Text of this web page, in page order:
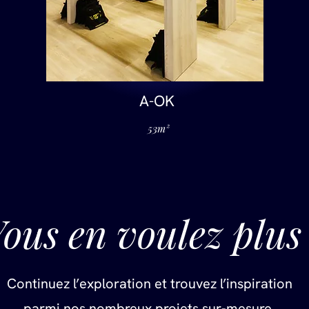
A-OK
53m²
en voulez plus
Continuez l’exploration et trouvez l’inspiration